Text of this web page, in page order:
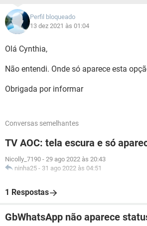
Perfil bloqueado
13 dez 2021 às 01:04
Olá Cynthia,
Não entendi. Onde só aparece esta
Obrigada por informar
Conversas semelhantes
TV AOC: tela escura e só
Nicolly_7190 - 29 ago 2022 às 20:43
ninha25 - 31 ago 2022 às 04:51
1 Respostas
GbWhatsApp não aparece